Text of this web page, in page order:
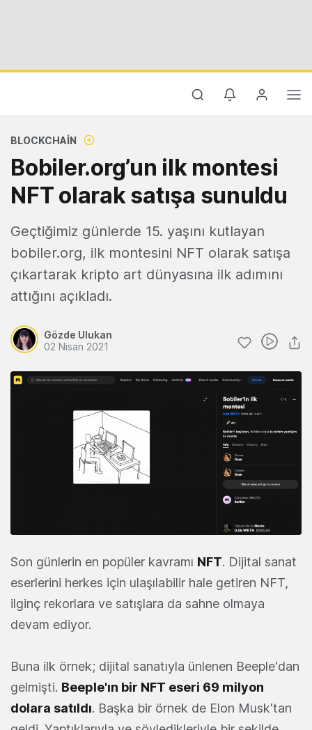
BLOCKCHAIN
Bobiler.org’un ilk montesi
NFT olarak satışa sunuldu
Geçtiğimiz günlerde 15. yaşını kutlayan
bobiler.org, ilk montesini NFT olarak satışa
çıkartarak kripto art dünyasına ilk adımını
attığını açıkladı.
Gözde Ulukan
02 Nisan 2021
Son günlerin en popüler kavramı NFT. Dijital sanat
eserlerini herkes için ulaşılabilir hale getiren NFT,
ilginç rekorlara ve satışlara da sahne olmaya
devam ediyor.
Buna ilk örnek; dijital sanatıyla ünlenen Beeple'dan
gelmişti. Beeple'ın bir NFT eseri 69 milyon
dolara satıldı. Başka bir örnek de Elon Musk'tan